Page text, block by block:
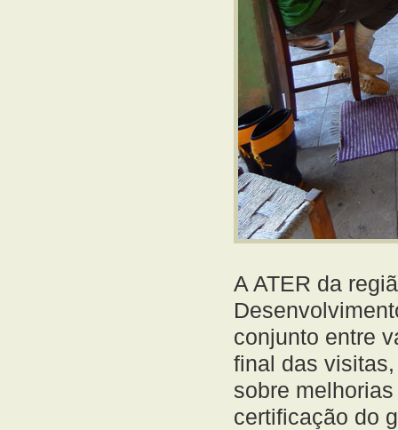
A ATER da
conjunto entre
final das
sobre
certificação do